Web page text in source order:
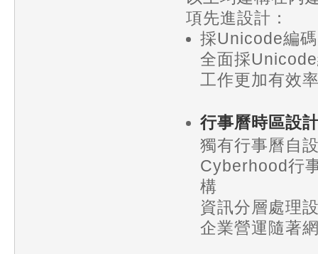
項先進設計：
採Unicode編
全面採
工作更加有效
行事曆時區設
獨有行事曆自
Cyberhood行
構
資訊分層處理
企業營運隨著